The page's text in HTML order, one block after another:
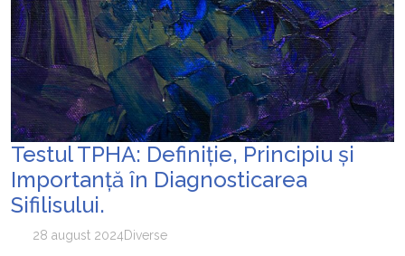
Testul TPHA: Definiție, Principiu și
Importanță în Diagnosticarea
Sifilisului.
28 august 2024Diverse